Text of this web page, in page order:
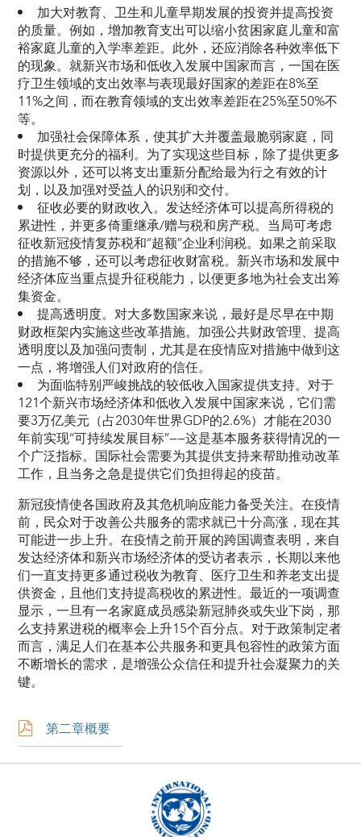
加大对教育、卫生和儿童早期发展的投资并提高投资
的质量。例如，增加教育支出可以缩小贫困家庭儿童和富
裕家庭儿童的入学率差距。此外，还应消除各种效率低下
的现象。就新兴市场和低收入发展中国家而言，一国在医
疗卫生领域的支出效率与表现最好国家的差距在8%至
11%之间，而在教育领域的支出效率差距在25%至50%不
等。
加强社会保障体系，使其扩大并覆盖最脆弱家庭，同
时提供更充分的福利。为了实现这些目标，除了提供更多
资源以外，还可以将支出重新分配给最为行之有效的计
划，以及加强对受益人的识别和交付。
征收必要的财政收入。发达经济体可以提高所得税的
累进性，并更多倚重继承/赠与税和房产税。当局可考虑
征收新冠疫情复苏税和“超额”企业利润税。如果之前采取
的措施不够，还可以考虑征收财富税。新兴市场和发展中
经济体应当重点提升征税能力，以便更多地为社会支出筹
集资金。
提高透明度。对大多数国家来说，最好是尽早在中期
财政框架内实施这些改革措施。加强公共财政管理、提高
透明度以及加强问责制，尤其是在疫情应对措施中做到这
一点，将增强人们对政府的信任。
为面临特别严峻挑战的较低收入国家提供支持。对于
121个新兴市场经济体和低收入发展中国家来说，它们需
要3万亿美元（占2030年世界GDP的2.6%）才能在2030
年前实现“可持续发展目标”——这是基本服务获得情况的一
个广泛指标。国际社会需要为其提供支持来帮助推动改革
工作，且当务之急是提供它们负担得起的疫苗。
新冠疫情使各国政府及其危机响应能力备受关注。在疫情
前，民众对于改善公共服务的需求就已十分高涨，现在其
可能进一步上升。在疫情之前开展的跨国调查表明，来自
发达经济体和新兴市场经济体的受访者表示，长期以来他
们一直支持更多通过税收为教育、医疗卫生和养老支出提
供资金，且他们支持提高税收的累进性。最近的一项调查
显示，一旦有一名家庭成员感染新冠肺炎或失业下岗，那
么支持累进税的概率会上升15个百分点。对于政策制定者
而言，满足人们在基本公共服务和更具包容性的政策方面
不断增长的需求，是增强公众信任和提升社会凝聚力的关
键。
第二章概要